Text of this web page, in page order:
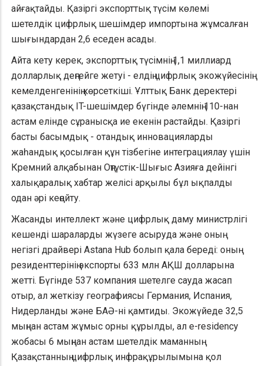
айғақтайды. Қазіргі экспорттық түсім көлемі
шетелдік цифрлық шешімдер импортына жұмсалған
шығындардан 2,6 еседен асады.
Айта кету керек, экспорттық түсімнің 1,1 миллиард
долларлық деңгейге жетуі - елдің цифрлық экожүйесінің
кемелденгенінің көрсеткіші. Ұлттық Банк деректері
қазақстандық IT-шешімдер бүгінде әлемнің 110-нан
астам елінде сұранысқа ие екенін растайды. Қазіргі
басты басымдық - отандық инновацияларды
жаһандық қосылған құн тізбегіне интеграциялау үшін
Кремний алқабынан Оңтүстік-Шығыс Азияға дейінгі
халықаралық хабтар желісі арқылы бұл ықпалды
одан әрі кеңейту.
Жасанды интеллект және цифрлық даму министрлігі
кешенді шараларды жүзеге асыруда және оның
негізгі драйвері Astana Hub болып қала береді: оның
резиденттерінің экспорты 633 млн АҚШ долларына
жетті. Бүгінде 537 компания шетелге сауда жасап
отыр, ал жеткізу географиясы Германия, Испания,
Нидерланды және БАӘ-ні қамтиды. Экожүйеде 32,5
мыңнан астам жұмыс орны құрылды, ал e-residency
жобасы 6 мыңнан астам шетелдік маманның
Қазақстанның цифрлық инфрақұрылымына қол